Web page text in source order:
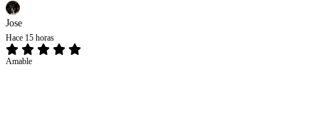
Jose
Hace 15 horas
Amable